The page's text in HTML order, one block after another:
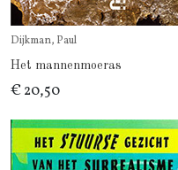
Dijkman, Paul
Het mannenmoeras
€ 20,50